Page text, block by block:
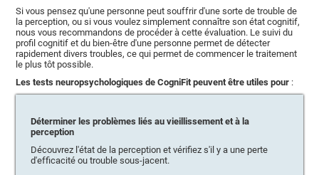
Si vous pensez qu'une personne peut souffrir d'une sorte de trouble de
la perception, ou si vous voulez simplement connaître son état cognitif,
nous vous recommandons de procéder à cette évaluation. Le suivi du
profil cognitif et du bien-être d'une personne permet de détecter
rapidement divers troubles, ce qui permet de commencer le traitement
le plus tôt possible.
Les tests neuropsychologiques de CogniFit peuvent être utiles pour :
Déterminer les problèmes liés au vieillissement et à la
perception
Découvrez l'état de la perception et vérifiez s'il y a une perte
d'efficacité ou trouble sous-jacent.